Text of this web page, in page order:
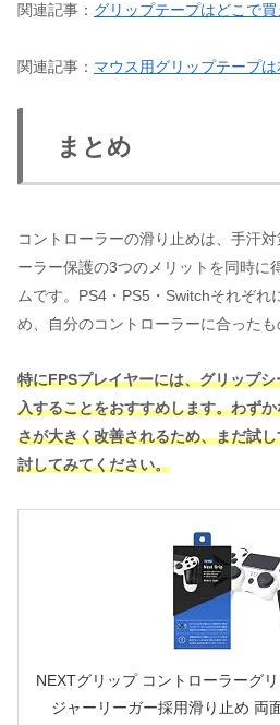
関連記事： グリップテープはどこで
関連記事： マウス用グリップテープ
まとめ
コントローラーの滑り止めは、手汗
ーラー保護の3つのメリットを同時に
ムです。PS4・PS5・Switchそれぞれ
め、自分のコントローラーに合ったも
特にFPSプレイヤーには、グリップ
入することをおすすめします。わず
さが大きく改善されるため、まだ試
討してみてください。
NEXTグリップ コントローラーグ
ジャーリーガー採用滑り止め 両